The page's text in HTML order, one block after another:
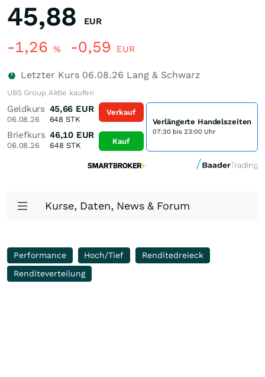
45,88 EUR
-1,26 % -0,59 EUR
Letzter Kurs 06.08.26 Lang & Schwarz
UBS Group Aktie kaufen
Geldkurs
06.08.26
45,66 EUR
648 STK
Briefkurs
06.08.26
46,10 EUR
648 STK
Verkauf
Kauf
Verlängerte Handelszeiten
07:30 bis 23:00 Uhr
Kurse, Daten, News & Forum
Performance Hoch/Tief
Renditedreieck
Renditeverteilung